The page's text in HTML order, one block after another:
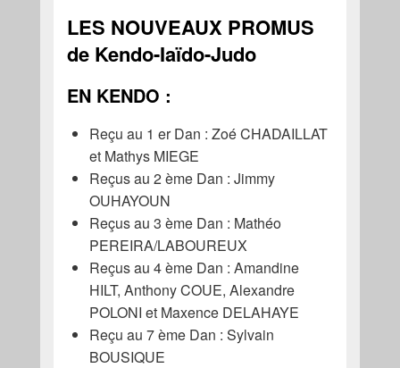
LES NOUVEAUX PROMUS
de Kendo-Iaïdo-Judo
EN KENDO :
Reçu au 1 er Dan : Zoé CHADAILLAT
et Mathys MIEGE
Reçus au 2 ème Dan : Jimmy
OUHAYOUN
Reçus au 3 ème Dan : Mathéo
PEREIRA/LABOUREUX
Reçus au 4 ème Dan : Amandine
HILT, Anthony COUE, Alexandre
POLONI et Maxence DELAHAYE
Reçu au 7 ème Dan : Sylvain
BOUSIQUE